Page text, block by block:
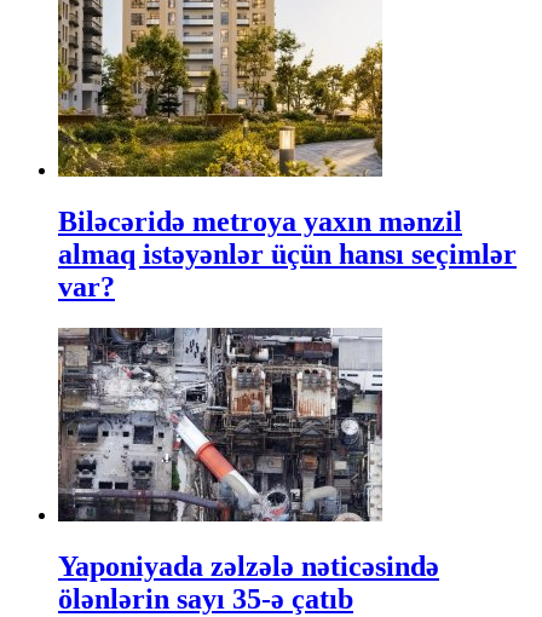
Biləcəridə metroya yaxın mənzil
almaq istəyənlər üçün hansı seçimlər
var?
Yaponiyada zəlzələ nəticəsində
ölənlərin sayı 35-ə çatıb